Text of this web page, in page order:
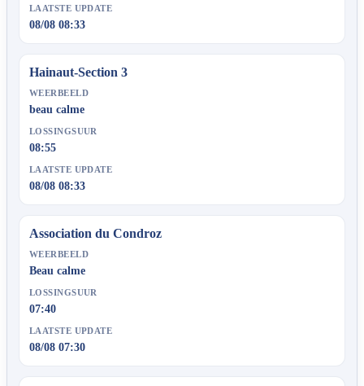
LAATSTE UPDATE
08/08 08:33
Hainaut-Section 3
WEERBEELD
beau calme
LOSSINGSUUR
08:55
LAATSTE UPDATE
08/08 08:33
Association du Condroz
WEERBEELD
Beau calme
LOSSINGSUUR
07:40
LAATSTE UPDATE
08/08 07:30